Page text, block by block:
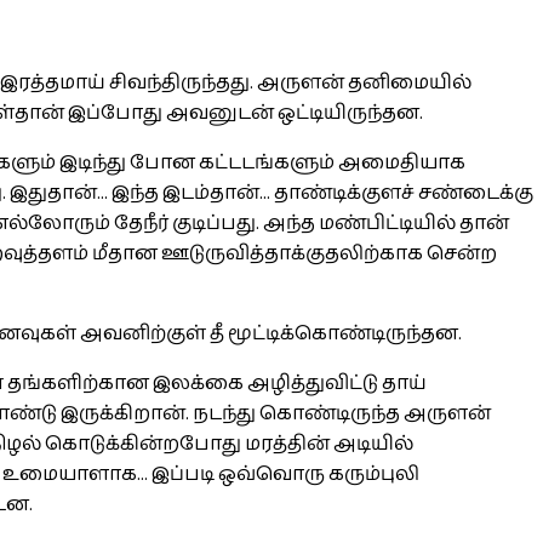
சிவந்திருந்தது. அருளன் தனிமையில்
இப்போது அவனுடன் ஒட்டியிருந்தன.
இடிந்து போன கட்டடங்களும் அமைதியாக
இந்த இடம்தான்... தாண்டிக்குளச் சண்டைக்கு
தேநீர் குடிப்பது. அந்த மண்பிட்டியில் தான்
மீதான ஊடுருவித்தாக்குதலிற்காக சென்ற
அவனிற்குள் தீ மூட்டிக்கொண்டிருந்தன.
தங்களிற்கான இலக்கை அழித்துவிட்டு தாய்
இருக்கிறான். நடந்து கொண்டிருந்த அருளன்
கொடுக்கின்றபோது மரத்தின் அடியில்
இப்படி ஒவ்வொரு கரும்புலி